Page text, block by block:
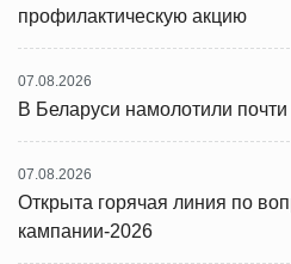
профилактическую акцию
07.08.2026
В Беларуси намолотили
07.08.2026
Открыта горячая линия по
кампании-2026